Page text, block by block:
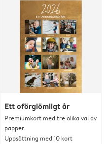
Ett oförglömligt år
Premiumkort med tre olika val av
papper
Uppsättning med 10 kort